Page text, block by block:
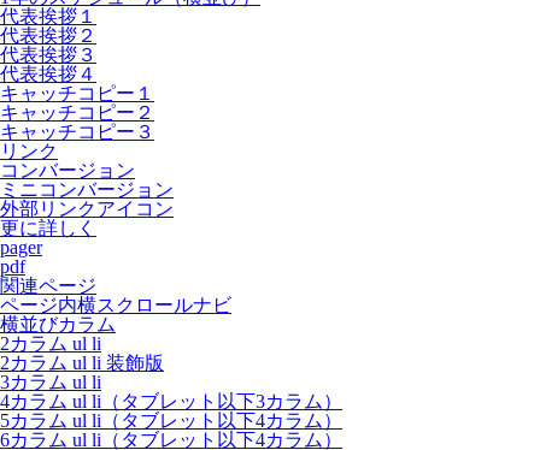
代表挨拶１
代表挨拶２
代表挨拶３
代表挨拶４
キャッチコピー１
キャッチコピー２
キャッチコピー３
リンク
コンバージョン
ミニコンバージョン
外部リンクアイコン
更に詳しく
pager
pdf
関連ページ
ページ内横スクロールナビ
横並びカラム
2カラム ul li
2カラム ul li 装飾版
3カラム ul li
4カラム ul li（タブレット以下3カラム）
5カラム ul li（タブレット以下4カラム）
6カラム ul li（タブレット以下4カラム）